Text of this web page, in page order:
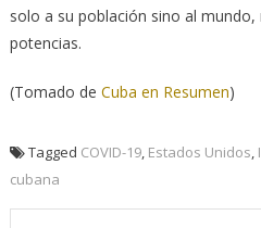
solo a su población sino al
potencias.
(Tomado de Cuba en Resumen)
Tagged COVID-19, Estados Unidos
cubana